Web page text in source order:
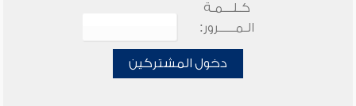
كـلـــمـة
الـمـــــرور:
دخول المشتركين